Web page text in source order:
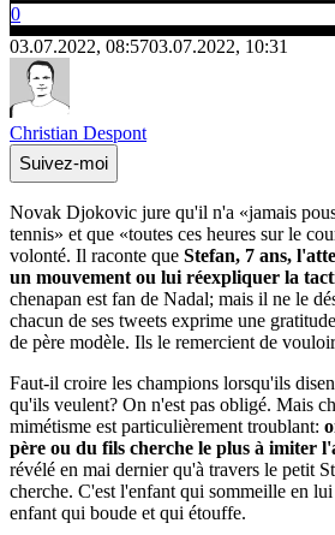
0
03.07.2022, 08:5703.07.2022, 10:31
Christian Despont
Suivez-moi
Novak Djokovic jure qu'il n'a «jamais
tennis» et que «toutes ces heures sur le
volonté. Il raconte que Stefan, 7 ans,
un mouvement ou lui réexpliquer la
chenapan est fan de Nadal; mais il ne le
chacun de ses tweets exprime une
de père modèle. Ils le remercient de
Faut-il croire les champions lorsqu'ils
qu'ils veulent? On n'est pas obligé. Mais
mimétisme est particulièrement troublant:
père ou du fils cherche le plus à imiter
révélé en mai dernier qu'à travers le petit
cherche. C'est l'enfant qui sommeille en lui
enfant qui boude et qui étouffe.